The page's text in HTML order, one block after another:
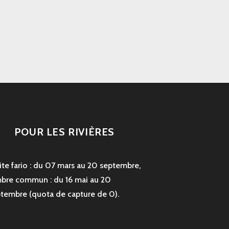
POUR LES RIVIÈRES
fario : du 07 mars au 20 septembre,
commun : du 16 mai au 20
(quota de capture de 0).